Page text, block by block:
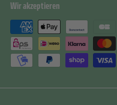
Wir akzeptieren